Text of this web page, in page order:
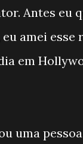
Antes eu
amei esse
em
uma